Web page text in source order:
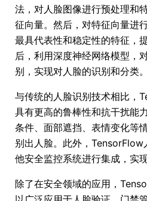
法，对人脸图像进行预处理和
征向量。然后，对特征向量进
最具代表性和稳定性的特征，
后，利用深度神经网络模型，
别，实现对人脸的识别和分类。
与传统的人脸识别技术相比，
具有更高的鲁棒性和抗干扰能
条件、面部遮挡、表情变化等
别出人脸。此外，
他安全监控系统进行集成，实
除了在安全领域的应用，